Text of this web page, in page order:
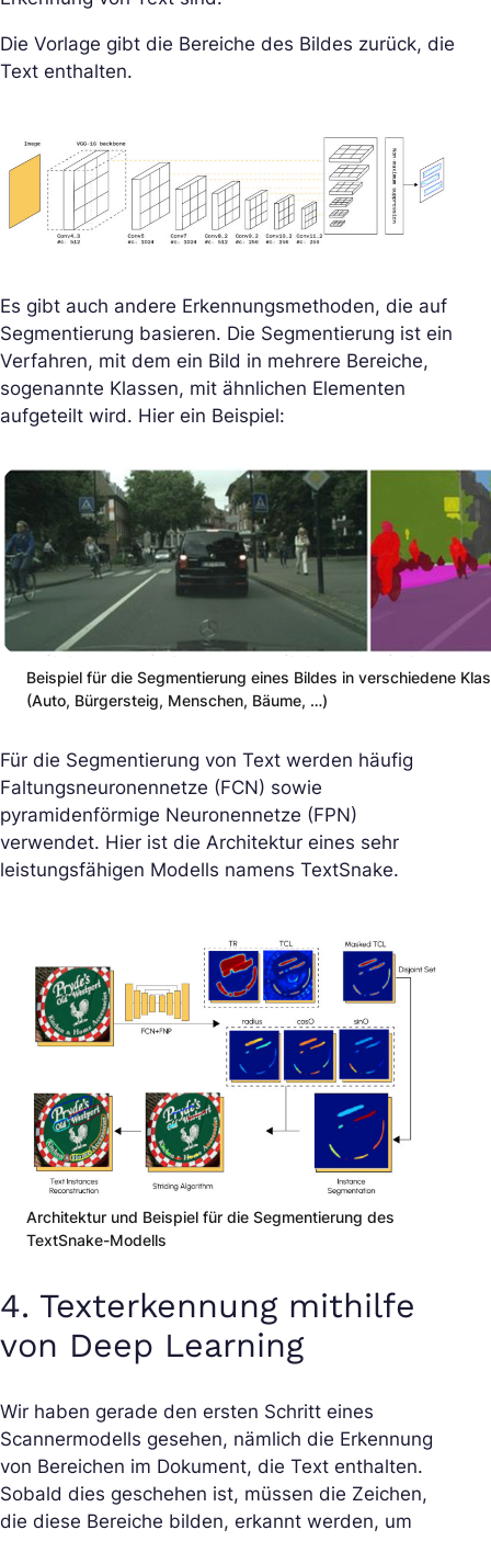
Die Vorlage gibt die Bereiche des Bildes zurück, die
Text enthalten.
Es gibt auch andere Erkennungsmethoden, die auf
Segmentierung basieren. Die Segmentierung ist ein
Verfahren, mit dem ein Bild in mehrere Bereiche,
sogenannte Klassen, mit ähnlichen Elementen
aufgeteilt wird. Hier ein Beispiel:
Beispiel für die Segmentierung eines Bildes in verschiedene
(Auto, Bürgersteig, Menschen, Bäume, …)
Für die Segmentierung von Text werden häufig
Faltungsneuronennetze (FCN) sowie
pyramidenförmige Neuronennetze (FPN)
verwendet. Hier ist die Architektur eines sehr
leistungsfähigen Modells namens TextSnake.
Architektur und Beispiel für die Segmentierung des
TextSnake-Modells
4. Texterkennung mithilfe
von Deep Learning
Wir haben gerade den ersten Schritt eines
Scannermodells gesehen, nämlich die Erkennung
von Bereichen im Dokument, die Text enthalten.
Sobald dies geschehen ist, müssen die Zeichen,
die diese Bereiche bilden, erkannt werden, um